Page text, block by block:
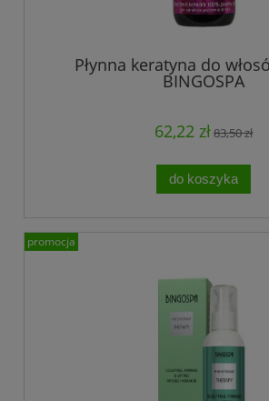
Płynna keratyna do
BINGOSPA
62,22 zł83,50 zł
do koszyka
promocja